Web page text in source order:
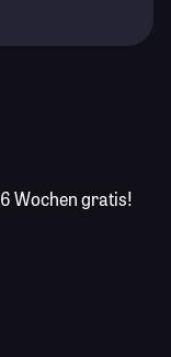
6 Wochen gratis!